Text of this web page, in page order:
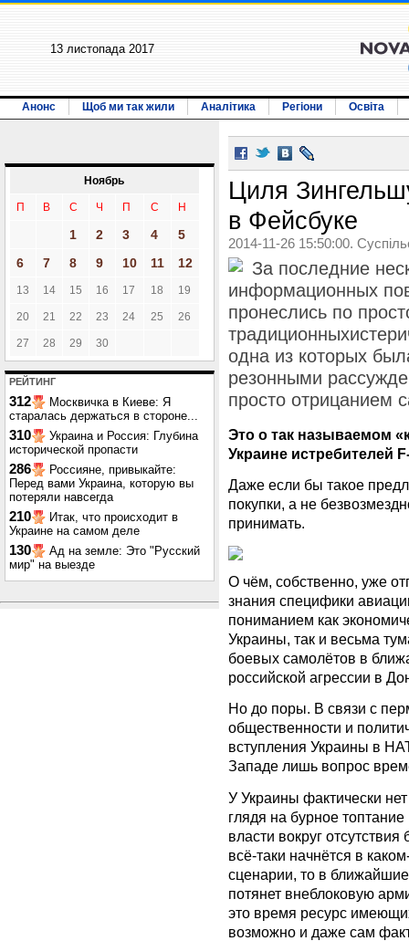
13 листопада 2017
Анонс Щоб ми так жили Аналітика Регіони Освіта
Ноябрь
П В С Ч П С Н
1 2 3 4
5
6
7 8 9 10 11 12
13 14 15 16 17 18 19
20 21 22 23 24 25 26
27 28 29 30
РЕЙТИНГ
312
Москвичка в Киеве: Я
старалась держаться в стороне...
310
Украина и Россия: Глубина
исторической пропасти
286
Россияне, привыкайте:
Перед вами Украина, которую вы
потеряли навсегда
210
Итак, что происходит в
Украине на самом деле
130
Ад на земле: Это "Русский
мир" на выезде
Циля
в Фейсбуке
2014-11-26 15:50:00.
За последние
информационных
пронеслись по
одна из которых
резонными
просто отрицанием
Это о так называемом
Украине истребителей
Даже если бы такое
покупки, а не
принимать.
О чём, собственно, уже
знания специфики
пониманием как
Украины, так и весьма
боевых самолётов в
российской агрессии в
Но до поры. В связи с
общественности и
вступления Украины в
Западе лишь вопрос
У Украины фактически
глядя на бурное
власти вокруг
всё-таки начнётся в
сценарии, то в
потянет внеблоковую
это время ресурс
возможно и даже сам